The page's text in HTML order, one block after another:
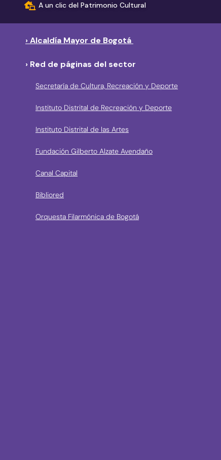
A un clic del Patrimonio Cultural
› Alcaldía Mayor de Bogotá
› Red de páginas del sector
Secretaría de Cultura, Recreación y Deporte
Instituto Distrital de Recreación y Deporte
Instituto Distrital de las Artes
Fundación Gilberto Alzate Avendaño
Canal Capital
Bibliored
Orquesta Filarmónica de Bogotá